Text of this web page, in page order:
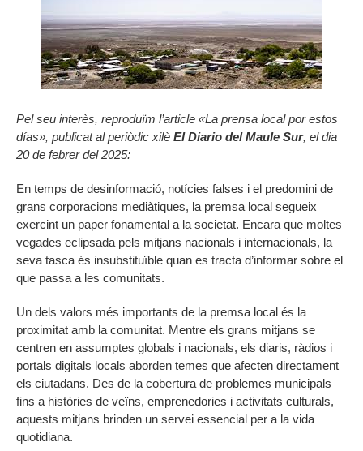
Pel seu interès, reproduïm l’article «La prensa local por estos
días», publicat al periòdic xilè El Diario del Maule Sur, el dia
20 de febrer del 2025:
En temps de desinformació, notícies falses i el predomini de
grans corporacions mediàtiques, la premsa local segueix
exercint un paper fonamental a la societat. Encara que moltes
vegades eclipsada pels mitjans nacionals i internacionals, la
seva tasca és insubstituïble quan es tracta d’informar sobre el
que passa a les comunitats.
Un dels valors més importants de la premsa local és la
proximitat amb la comunitat. Mentre els grans mitjans se
centren en assumptes globals i nacionals, els diaris, ràdios i
portals digitals locals aborden temes que afecten directament
els ciutadans. Des de la cobertura de problemes municipals
fins a històries de veïns, emprenedories i activitats culturals,
aquests mitjans brinden un servei essencial per a la vida
quotidiana.